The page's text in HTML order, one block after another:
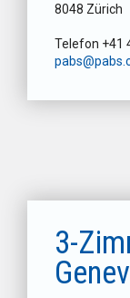
8048 Zürich
Telefon +41
3-